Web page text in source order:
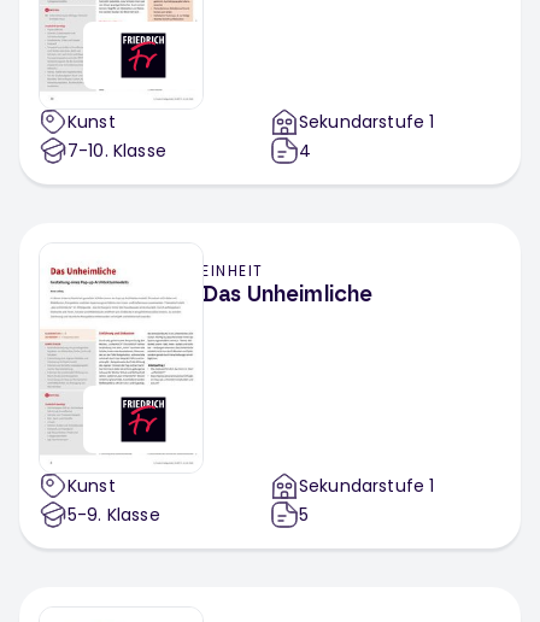
Kunst
7-10. Klasse
Sekundarstufe 1
4
EINHEIT
Das Unheimliche
Kunst
5-9. Klasse
Sekundarstufe 1
5